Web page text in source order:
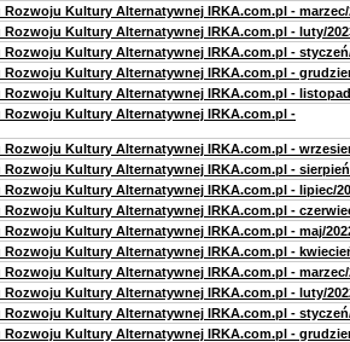
Kultury Alternatywnej IRKA.com.pl - marzec/
Kultury Alternatywnej IRKA.com.pl - luty/
Kultury Alternatywnej IRKA.com.pl -
Kultury Alternatywnej IRKA.com.pl -
Kultury Alternatywnej IRKA.com.pl -
Kultury Alternatywnej IRKA.com.pl -
Kultury Alternatywnej IRKA.com.pl -
Kultury Alternatywnej IRKA.com.pl -
Kultury Alternatywnej IRKA.com.pl - lipiec/
Kultury Alternatywnej IRKA.com.pl -
Kultury Alternatywnej IRKA.com.pl - maj/
Kultury Alternatywnej IRKA.com.pl -
Kultury Alternatywnej IRKA.com.pl - marzec/
Kultury Alternatywnej IRKA.com.pl - luty/
Kultury Alternatywnej IRKA.com.pl -
Kultury Alternatywnej IRKA.com.pl -